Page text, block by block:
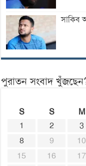
সাকিব
পুরাতন সংবাদ
S
S M
1
2 3
8
9 10
15
16 17